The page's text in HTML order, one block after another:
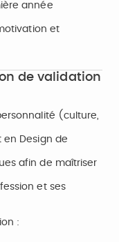
année
et
de validation
(culture,
en Design de
afin de maîtriser
et ses
: